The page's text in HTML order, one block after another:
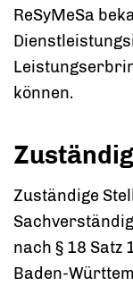
ReSyMeSa
können.
Zuständige
nach § 18 Satz
Baden-